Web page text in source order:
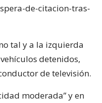
de-citacion-tras-
tal y a la izquierda
detenidos,
de televisión.
moderada” y en